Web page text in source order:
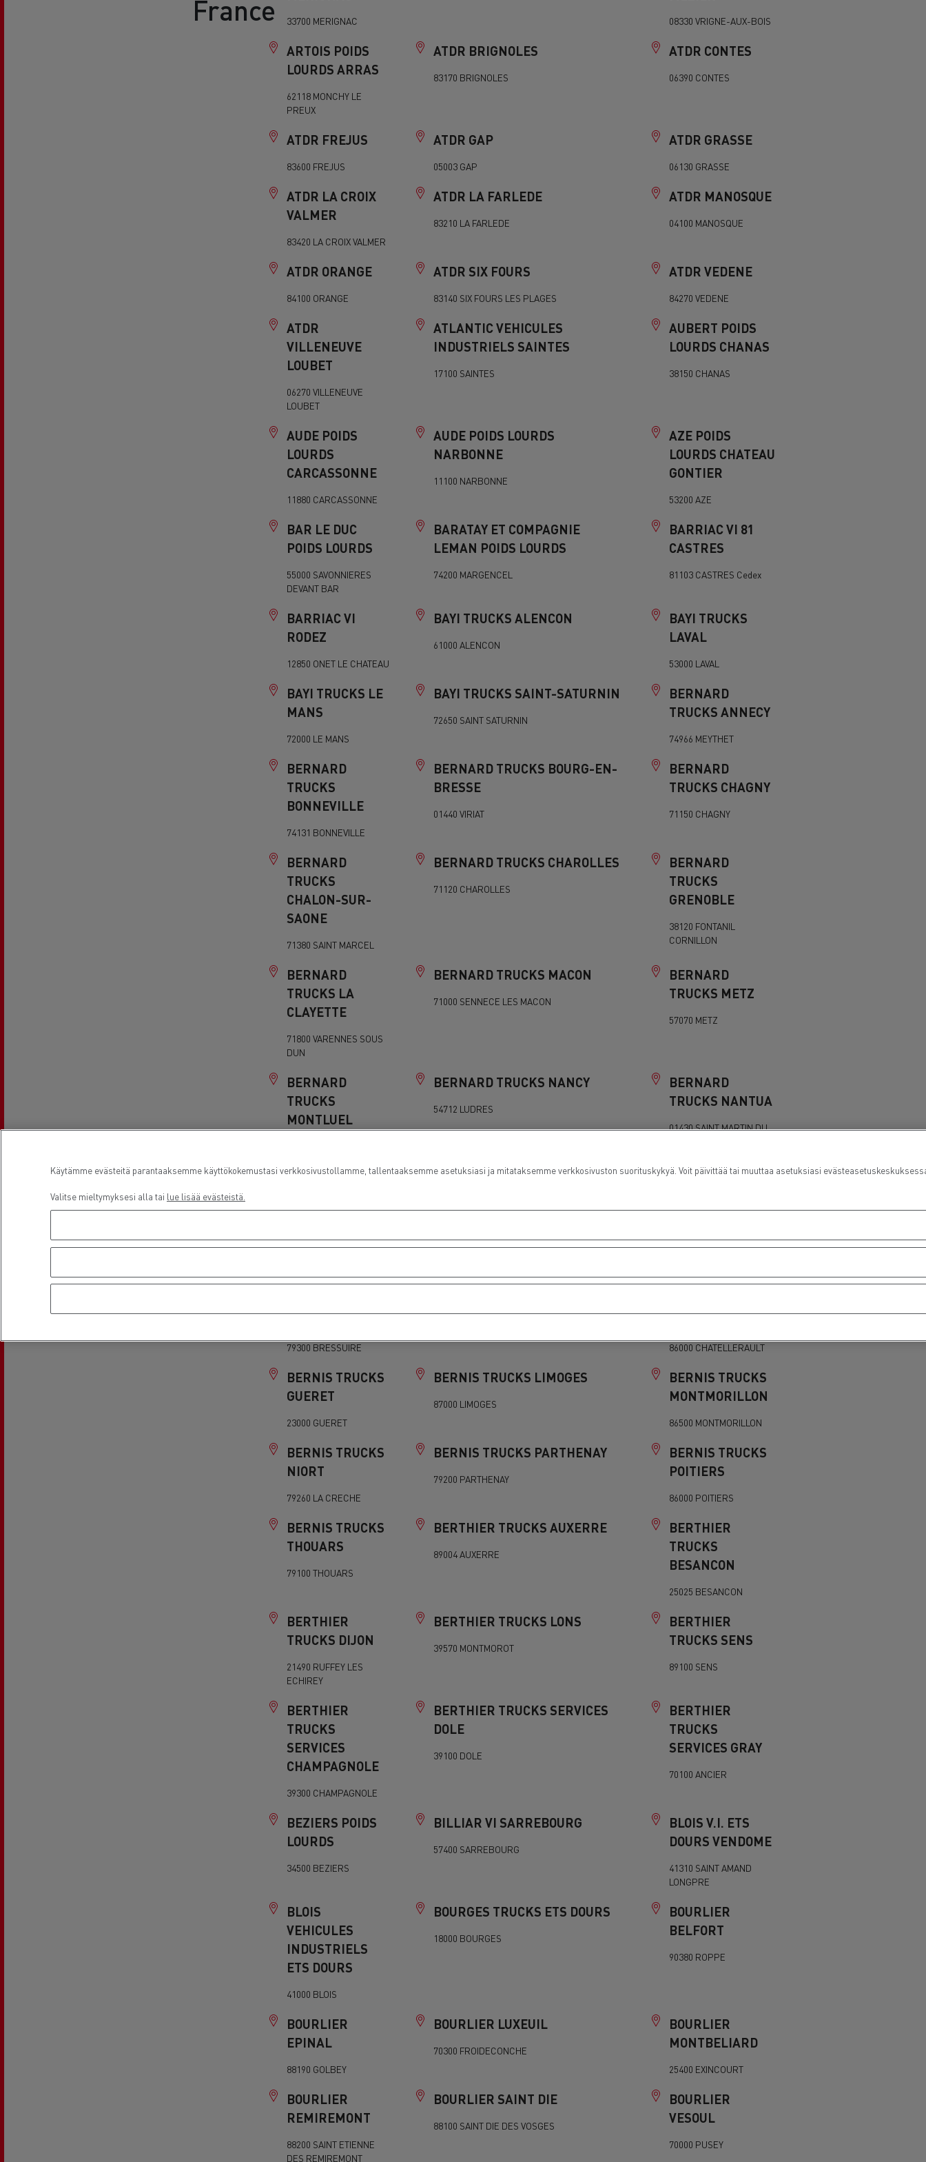
Guerlain
Feldschlösschen - Carlsberg
Toimitusta varten
France
33700 MERIGNAC 08330 VRIGNE-AUX-BOIS
ARTOIS POIDS
LOURDS ARRAS
62118 MONCHY LE
PREUX
ATDR BRIGNOLES
83170 BRIGNOLES
ATDR CONTES
06390 CONTES
ATDR FREJUS
83600 FREJUS
ATDR GAP
05003 GAP
ATDR GRASSE
06130 GRASSE
ATDR LA CROIX
VALMER
83420 LA CROIX VALMER
ATDR LA FARLEDE
83210 LA FARLEDE
ATDR MANOSQUE
04100 MANOSQUE
ATDR ORANGE
84100 ORANGE
ATDR SIX FOURS
83140 SIX FOURS LES PLAGES
ATDR VEDENE
84270 VEDENE
ATDR
VILLENEUVE
LOUBET
06270 VILLENEUVE
LOUBET
ATLANTIC VEHICULES
INDUSTRIELS SAINTES
17100 SAINTES
AUBERT POIDS
LOURDS CHANAS
38150 CHANAS
AUDE POIDS
LOURDS
CARCASSONNE
11880 CARCASSONNE
AUDE POIDS LOURDS
NARBONNE
11100 NARBONNE
AZE POIDS
LOURDS CHATEAU
GONTIER
53200 AZE
BAR LE DUC
POIDS LOURDS
55000 SAVONNIERES
DEVANT BAR
BARATAY ET COMPAGNIE
LEMAN POIDS LOURDS
74200 MARGENCEL
BARRIAC VI 81
CASTRES
81103 CASTRES Cedex
BARRIAC VI
RODEZ
12850 ONET LE CHATEAU
BAYI TRUCKS ALENCON
61000 ALENCON
BAYI TRUCKS
LAVAL
53000 LAVAL
BAYI TRUCKS LE
MANS
72000 LE MANS
BAYI TRUCKS SAINT-SATURNIN
72650 SAINT SATURNIN
BERNARD
TRUCKS ANNECY
74966 MEYTHET
BERNARD
TRUCKS
BONNEVILLE
74131 BONNEVILLE
BERNARD TRUCKS BOURG-EN-
BRESSE
01440 VIRIAT
BERNARD
TRUCKS CHAGNY
71150 CHAGNY
BERNARD
TRUCKS
CHALON-SUR-
SAONE
71380 SAINT MARCEL
BERNARD TRUCKS CHAROLLES
71120 CHAROLLES
BERNARD
TRUCKS
GRENOBLE
38120 FONTANIL
CORNILLON
BERNARD
TRUCKS LA
CLAYETTE
71800 VARENNES SOUS
DUN
BERNARD TRUCKS MACON
71000 SENNECE LES MACON
BERNARD
TRUCKS METZ
57070 METZ
BERNARD
TRUCKS
MONTLUEL
BERNARD TRUCKS NANCY
54712 LUDRES
BERNARD
TRUCKS NANTUA
01430 SAINT MARTIN DU
BERNARD
RUMILLY
74150 RUMILLY
BERNARD TRUCKS VERDUN
BERNARD
VILLEFRANCHE-
79300 BRESSUIRE 86000 CHATELLERAULT
BERNIS TRUCKS
GUERET
23000 GUERET
BERNIS TRUCKS LIMOGES
87000 LIMOGES
BERNIS TRUCKS
MONTMORILLON
86500 MONTMORILLON
BERNIS TRUCKS
NIORT
79260 LA CRECHE
BERNIS TRUCKS PARTHENAY
79200 PARTHENAY
BERNIS TRUCKS
POITIERS
86000 POITIERS
BERNIS TRUCKS
THOUARS
79100 THOUARS
BERTHIER TRUCKS AUXERRE
89004 AUXERRE
BERTHIER
TRUCKS
BESANCON
25025 BESANCON
BERTHIER
TRUCKS DIJON
21490 RUFFEY LES
ECHIREY
BERTHIER TRUCKS LONS
39570 MONTMOROT
BERTHIER
TRUCKS SENS
89100 SENS
BERTHIER
TRUCKS
SERVICES
CHAMPAGNOLE
39300 CHAMPAGNOLE
BERTHIER TRUCKS SERVICES
DOLE
39100 DOLE
BERTHIER
TRUCKS
SERVICES GRAY
70100 ANCIER
BEZIERS POIDS
LOURDS
34500 BEZIERS
BILLIAR VI SARREBOURG
57400 SARREBOURG
BLOIS V.I. ETS
DOURS VENDOME
41310 SAINT AMAND
LONGPRE
BLOIS
VEHICULES
INDUSTRIELS
ETS DOURS
41000 BLOIS
BOURGES TRUCKS ETS DOURS
18000 BOURGES
BOURLIER
BELFORT
90380 ROPPE
BOURLIER
EPINAL
88190 GOLBEY
BOURLIER LUXEUIL
70300 FROIDECONCHE
BOURLIER
MONTBELIARD
25400 EXINCOURT
BOURLIER
REMIREMONT
88200 SAINT ETIENNE
DES REMIREMONT
BOURLIER SAINT DIE
88100 SAINT DIE DES VOSGES
BOURLIER
VESOUL
70000 PUSEY
Käytämme evästeitä parantaaksemme käyttökokemustasi verkkosivustollamme, tallentaaksemme asetuksiasi ja mitataksemme verkkosivuston suorituskykyä. Voit päivittää tai muuttaa asetuksiasi
Valitse mieltymyksesi alla tai lue lisää evästeistä.